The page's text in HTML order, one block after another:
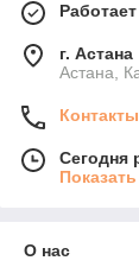
г. Астана
Астана,
Контакты
Сегодня
О нас